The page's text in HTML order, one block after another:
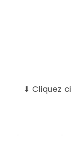
⬇︎ Cliquez